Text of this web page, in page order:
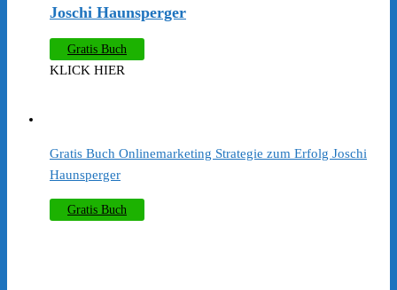
Joschi Haunsperger
Gratis Buch
KLICK HIER
Gratis Buch Onlinemarketing Strategie zum Erfolg Joschi
Haunsperger
Gratis Buch